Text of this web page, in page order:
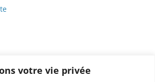
votre vie privée